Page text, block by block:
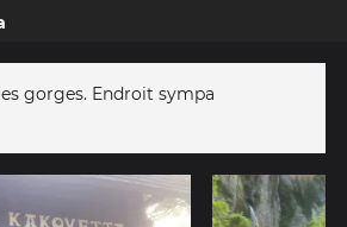
gorges. Endroit sympa